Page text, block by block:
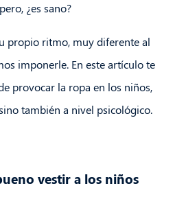
¿es sano?
propio ritmo, muy diferente al
imponerle. En este artículo te
provocar la ropa en los niños,
también a nivel psicológico.
vestir a los niños